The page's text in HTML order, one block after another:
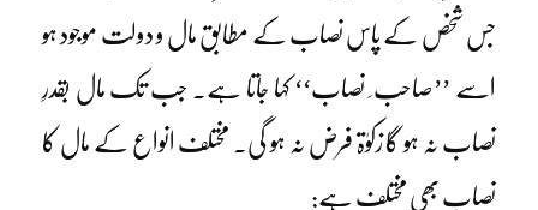
جس شخص کے پاس نصاب کے مطابق مال و دولت موجود ہو
اسے ’’صاحب ِ نصاب‘‘ کہا جاتا ہے۔ جب تک مال بقدرِ
نصاب نہ ہو گا زکوٰۃ فرض نہ ہو گی۔ مختلف انواع کے مال کا
نصاب بھی مختلف ہے: